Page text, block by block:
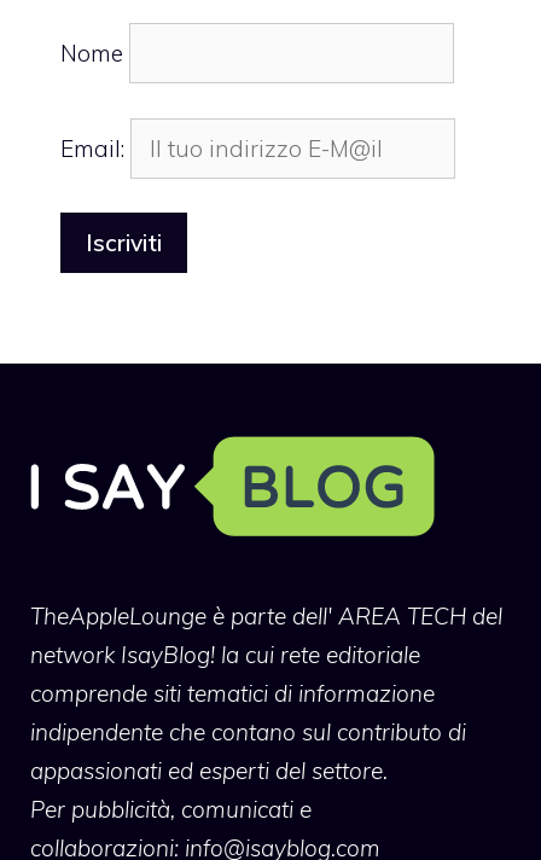
Nome
Email:
TheAppleLounge è parte dell' AREA TECH del
network IsayBlog! la cui rete editoriale
comprende siti tematici di informazione
indipendente che contano sul contributo di
appassionati ed esperti del settore.
Per pubblicità, comunicati e
collaborazioni: info@isayblog.com